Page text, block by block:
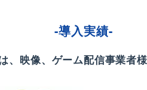
-導入実績-
映像、ゲーム配信事業者